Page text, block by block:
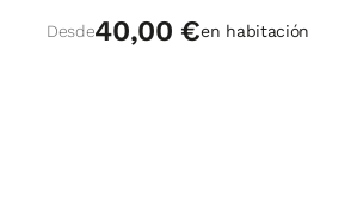
Desde40,00 €en habitación